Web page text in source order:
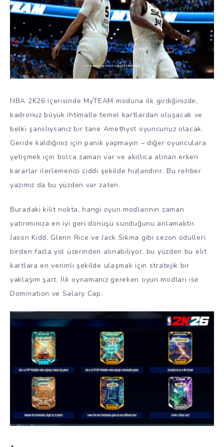
NBA 2K26 içerisinde MyTEAM moduna ilk girdiğinizde,
kadronuz büyük ihtimalle temel kartlardan oluşacak ve
belki şanslıysanız bir tane Amethyst oyuncunuz olacak.
Geride kaldığınız için panik yapmayın – diğer oyunculara
yetişmek için bolca zaman var ve akıllıca alınan erken
kararlar ilerlemenizi ciddi şekilde hızlandırır. Bu rehber
yazımız da bu yüzden var zaten.
Buradaki kilit nokta, hangi oyun modlarının zaman
yatırımınıza en iyi geri dönüşü sunduğunu anlamaktır.
Jason Kidd, Glenn Rice ve Jack Sikma gibi sezon ödülleri
birden fazla yol üzerinden alınabiliyor, bu yüzden bu elit
kartlara en verimli şekilde ulaşmak için stratejik bir
yaklaşım şart. İlk oynamanız gereken oyun modları ise
Domination ve Salary Cap.